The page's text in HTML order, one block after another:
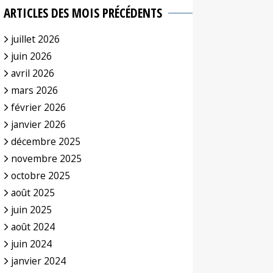
ARTICLES DES MOIS PRÉCÉDENTS
juillet 2026
juin 2026
avril 2026
mars 2026
février 2026
janvier 2026
décembre 2025
novembre 2025
octobre 2025
août 2025
juin 2025
août 2024
juin 2024
janvier 2024